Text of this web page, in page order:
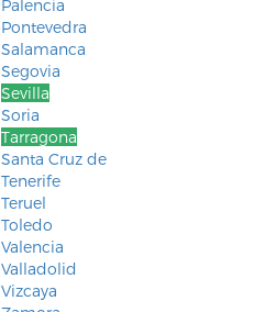
Palencia
Pontevedra
Salamanca
Segovia
Sevilla
Soria
Tarragona
Santa Cruz de
Tenerife
Teruel
Toledo
Valencia
Valladolid
Vizcaya